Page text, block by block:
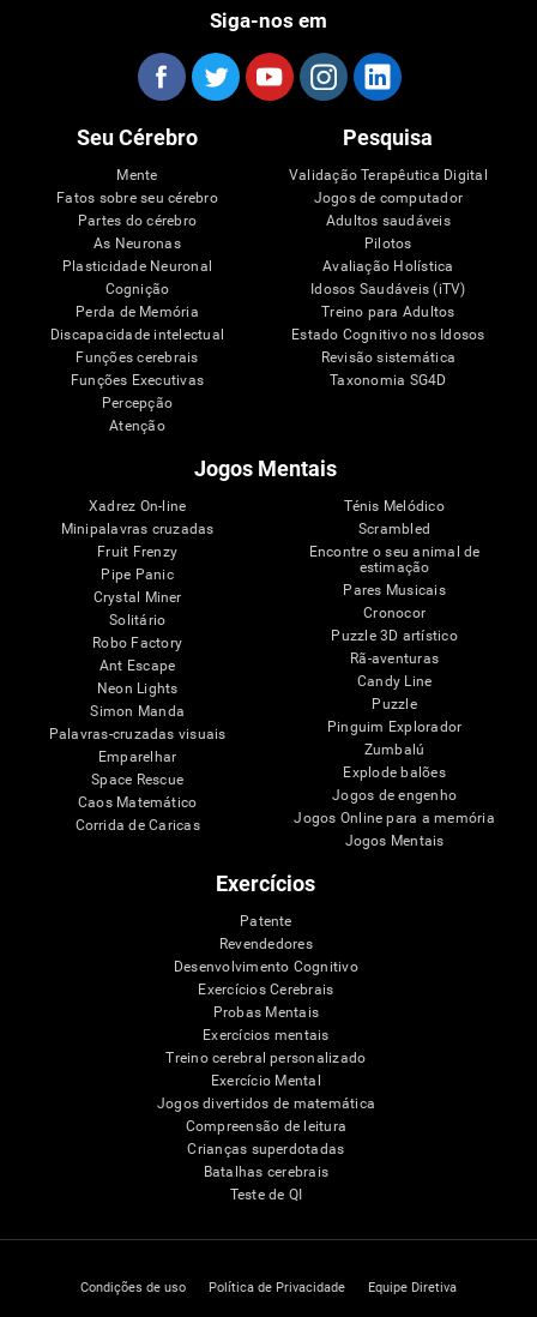
Siga-nos em
Seu Cérebro
Mente
Fatos sobre seu cérebro
Partes do cérebro
As Neuronas
Plasticidade Neuronal
Cognição
Perda de Memória
Discapacidade intelectual
Funções cerebrais
Funções Executivas
Percepção
Atenção
Pesquisa
Validação Terapêutica Digital
Jogos de computador
Adultos saudáveis
Pilotos
Avaliação Holística
Idosos Saudáveis (iTV)
Treino para Adultos
Estado Cognitivo nos Idosos
Revisão sistemática
Taxonomia SG4D
Jogos Mentais
Xadrez On-line
Minipalavras cruzadas
Fruit Frenzy
Pipe Panic
Crystal Miner
Solitário
Robo Factory
Ant Escape
Neon Lights
Simon Manda
Palavras-cruzadas visuais
Emparelhar
Space Rescue
Caos Matemático
Corrida de Caricas
Ténis Melódico
Scrambled
Encontre o seu animal de
estimação
Pares Musicais
Cronocor
Puzzle 3D artístico
Rã-aventuras
Candy Line
Puzzle
Pinguim Explorador
Zumbalú
Explode balões
Jogos de engenho
Jogos Online para a memória
Jogos Mentais
Exercícios
Patente
Revendedores
Desenvolvimento Cognitivo
Exercícios Cerebrais
Probas Mentais
Exercícios mentais
Treino cerebral personalizado
Exercício Mental
Jogos divertidos de matemática
Compreensão de leitura
Crianças superdotadas
Batalhas cerebrais
Teste de QI
Condições de uso Política de Privacidade Equipe Diretiva